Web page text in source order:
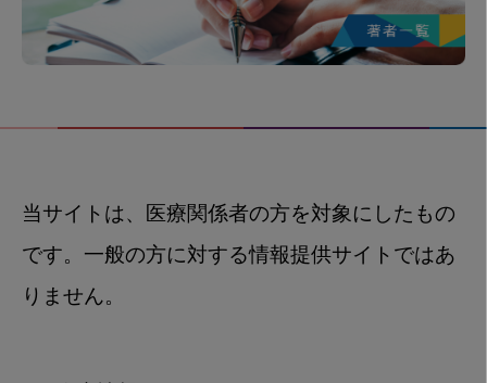
当サイトは、医療関係者の方を対象にしたもの
です。一般の方に対する情報提供サイトではあ
りません。